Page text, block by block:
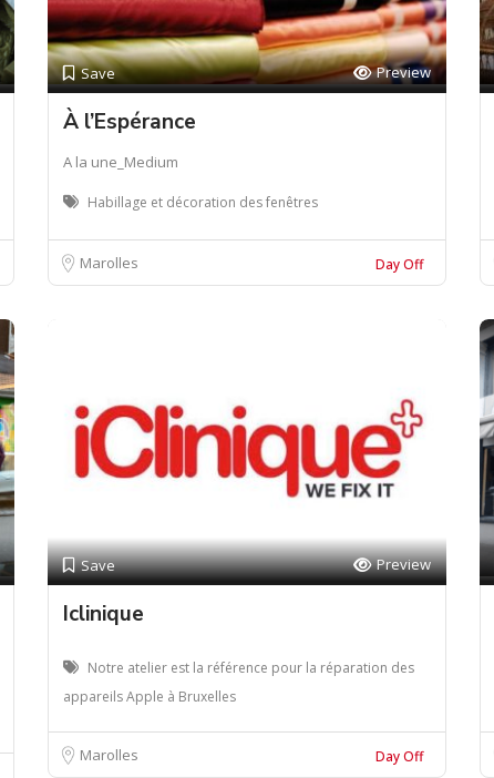
Save Preview
À l’Espérance
A la une_Medium
Habillage et décoration des fenêtres
Marolles Day Off
Save Preview
Iclinique
Notre atelier est la référence pour la réparation des
appareils Apple à Bruxelles
Marolles Day Off